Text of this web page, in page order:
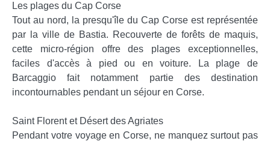
Les plages du Cap Corse
Tout au nord, la presqu'île du Cap Corse est représentée
par la ville de Bastia. Recouverte de forêts de maquis,
cette micro-région offre des plages exceptionnelles,
faciles d'accès à pied ou en voiture. La plage de
Barcaggio fait notamment partie des destination
incontournables pendant un séjour en Corse.
Saint Florent et Désert des Agriates
Pendant votre voyage en Corse, ne manquez surtout pas